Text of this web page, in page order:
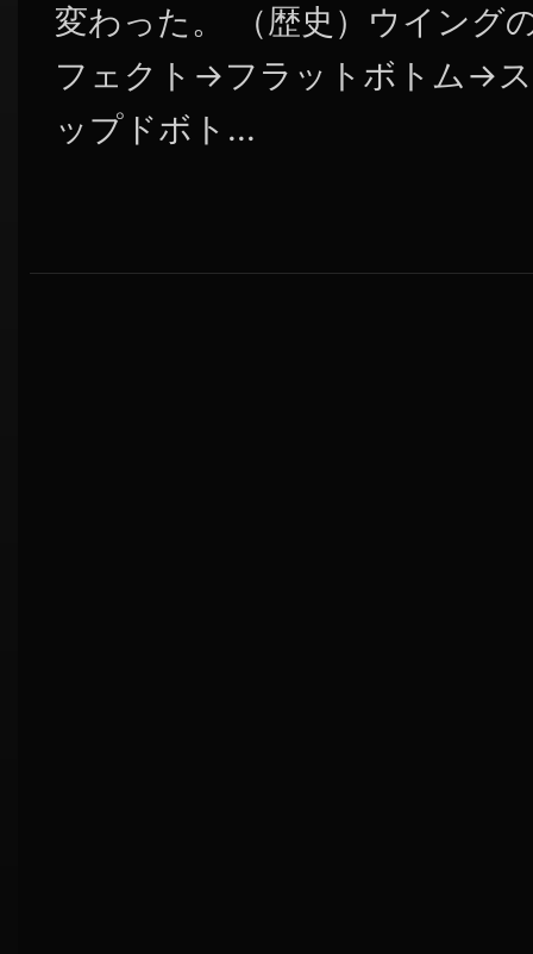
変わった。 （歴史）ウイング
フェクト→フラットボトム→
ップドボト...